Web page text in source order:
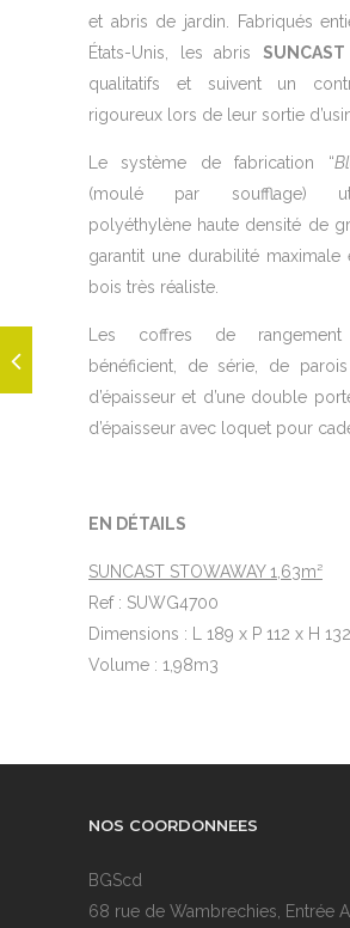
et abris de jardin. Fabriqués
États-Unis, les abris SUNCAST
qualitatifs et suivent un
rigoureux lors de leur sortie
Le système de fabrication “
(moulé par soufflage)
polyéthylène haute densité de
garantit une durabilité maximale
bois très réaliste.
Les coffres de
bénéficient, de série, de
d’épaisseur et d’une double
d’épaisseur avec loquet pour
EN DÉTAILS
SUNCAST STOWAWAY 1,63m²
Ref : SUWG4700
Dimensions : L 189 x P 112 x H
Volume : 1,98m3
NOS COORDONNEES
BGScd
68 rue de Wambrechies, Entrée